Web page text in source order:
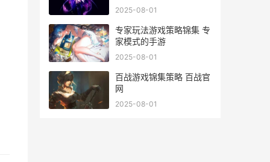
2025-08-01
专家玩法游戏策略锦集 专
家模式的手游
2025-08-01
百战游戏锦集策略 百战官
网
2025-08-01